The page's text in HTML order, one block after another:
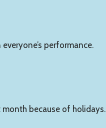
everyone’s performance.
because of holidays.